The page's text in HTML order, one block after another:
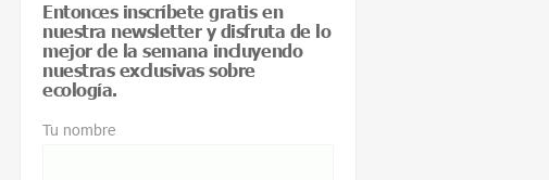
Entonces inscríbete gratis en
nuestra newsletter y disfruta de lo
mejor de la semana incluyendo
nuestras exclusivas sobre
ecología.
Tu nombre